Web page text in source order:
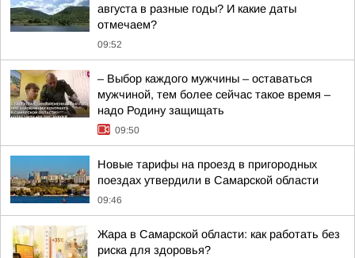
августа в разные годы? И какие даты
отмечаем?
09:52
– Выбор каждого мужчины – оставаться
мужчиной, тем более сейчас такое время –
надо Родину защищать
09:50
Новые тарифы на проезд в пригородных
поездах утвердили в Самарской области
09:46
Жара в Самарской области: как работать без
риска для здоровья?